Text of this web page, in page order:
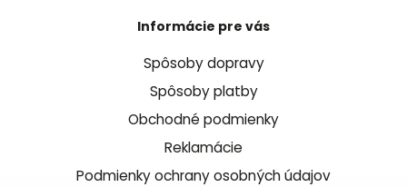
Informácie pre vás
Spôsoby dopravy
Spôsoby platby
Obchodné podmienky
Reklamácie
Podmienky ochrany osobných údajov